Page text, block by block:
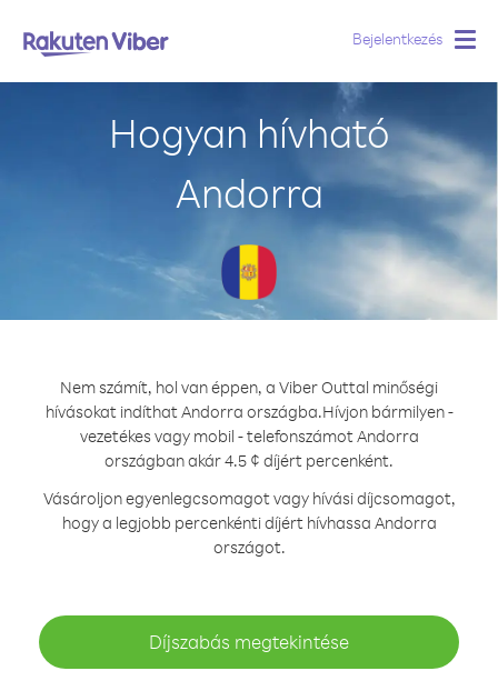
Bejelentkezés
Hogyan hívható
Andorra
Nem számít, hol van éppen, a Viber Outtal minőségi
hívásokat indíthat Andorra országba.Hívjon bármilyen -
vezetékes vagy mobil - telefonszámot Andorra
országban akár 4.5 ¢ díjért percenként.
Vásároljon egyenlegcsomagot vagy hívási díjcsomagot,
hogy a legjobb percenkénti díjért hívhassa Andorra
országot.
Díjszabás megtekintése